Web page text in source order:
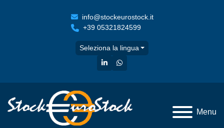
info@stockeurostock.it
+39 05321824599
Seleziona la lingua
linkedinwhatsapp
Menu